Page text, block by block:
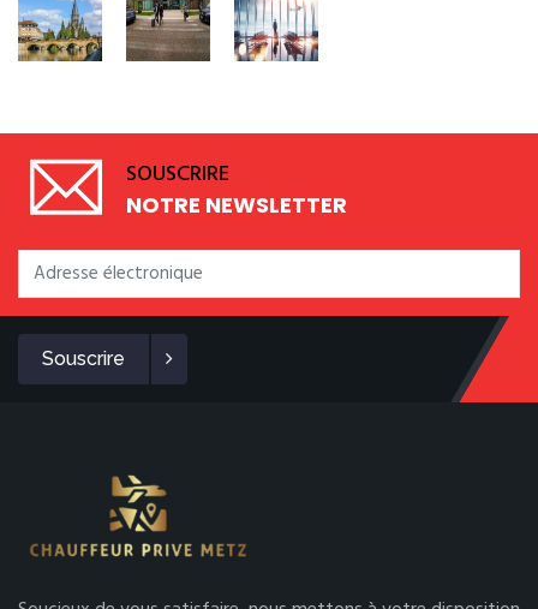
SOUSCRIRE
NOTRE NEWSLETTER
Souscrire